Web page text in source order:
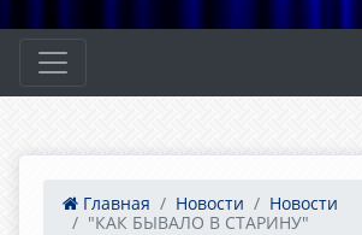
Главная Новости
Новости
"КАК БЫВАЛО В СТАРИНУ"